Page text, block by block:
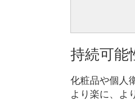
持続可能
化粧品や個人
より楽に、よ